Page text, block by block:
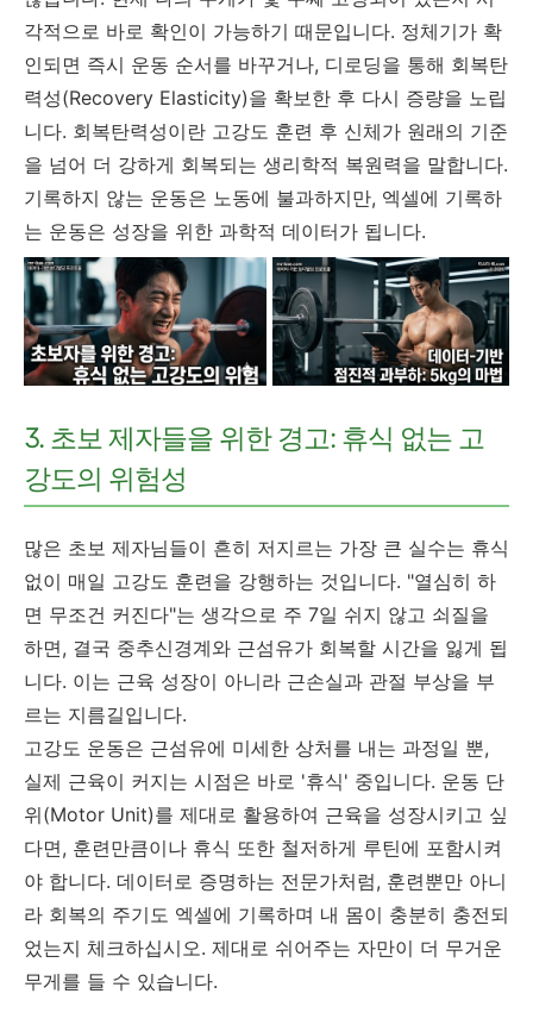
각적으로 바로 확인이 가능하기 때문입니다. 정체기가 확
인되면 즉시 운동 순서를 바꾸거나, 디로딩을 통해 회복탄
력성(Recovery Elasticity)을 확보한 후 다시 증량을 노립
니다. 회복탄력성이란 고강도 훈련 후 신체가 원래의 기준
을 넘어 더 강하게 회복되는 생리학적 복원력을 말합니다.
기록하지 않는 운동은 노동에 불과하지만, 엑셀에 기록하
는 운동은 성장을 위한 과학적 데이터가 됩니다.
3. 초보 제자들을 위한 경고: 휴식 없는 고
강도의 위험성
많은 초보 제자님들이 흔히 저지르는 가장 큰 실수는 휴식
없이 매일 고강도 훈련을 강행하는 것입니다. "열심히 하
면 무조건 커진다"는 생각으로 주 7일 쉬지 않고 쇠질을
하면, 결국 중추신경계와 근섬유가 회복할 시간을 잃게 됩
니다. 이는 근육 성장이 아니라 근손실과 관절 부상을 부
르는 지름길입니다.
고강도 운동은 근섬유에 미세한 상처를 내는 과정일 뿐,
실제 근육이 커지는 시점은 바로 '휴식' 중입니다. 운동 단
위(Motor Unit)를 제대로 활용하여 근육을 성장시키고 싶
다면, 훈련만큼이나 휴식 또한 철저하게 루틴에 포함시켜
야 합니다. 데이터로 증명하는 전문가처럼, 훈련뿐만 아니
라 회복의 주기도 엑셀에 기록하며 내 몸이 충분히 충전되
었는지 체크하십시오. 제대로 쉬어주는 자만이 더 무거운
무게를 들 수 있습니다.